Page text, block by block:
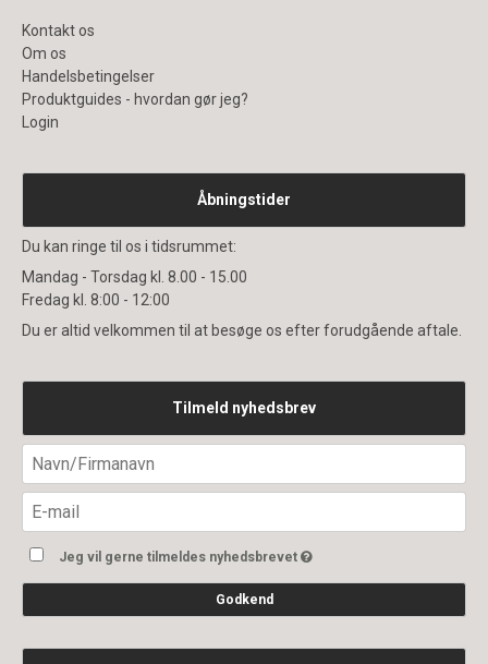
Kontakt os
Om os
Handelsbetingelser
Produktguides - hvordan gør jeg?
Login
Åbningstider
Du kan ringe til os i tidsrummet:
Mandag - Torsdag kl. 8.00 - 15.00
Fredag kl. 8:00 - 12:00
Du er altid velkommen til at besøge os efter forudgående aftale.
Tilmeld nyhedsbrev
Jeg vil gerne tilmeldes nyhedsbrevet
Godkend